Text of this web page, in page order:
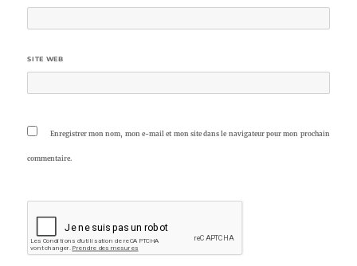
SITE WEB
Enregistrer mon nom, mon e-mail et mon site dans le navigateur pour mon prochain
commentaire.